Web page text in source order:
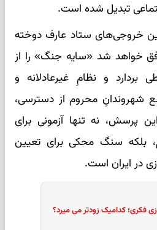
تبدیل شده است.
خروجی‌های ستاد عارف دوخته
خواهد شد «سایه جنگ» را از
بردارد و نظامِ غیرعادلانه و
شهروندانِ محروم از دسترسی،
پرسش، نه تنها آزمونی برای
بلکه سنگ محکی برای تعیین
در ایران است.
فکری؛ کدامیک زودتر می میرد؟